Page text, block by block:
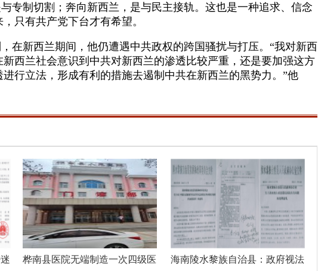
专制切割；奔向新西兰，是与民主接轨。这也是一种追求、信念
只有共产党下台才有希望。
在新西兰期间，他仍遭遇中共政权的跨国骚扰与打压。“我对新西
西兰社会意识到中共对新西兰的渗透比较严重，还是要加强这方
行立法，形成有利的措施去遏制中共在新西兰的黑势力。”他
桦南县医院无端制造一次四级医 海南陵水黎族自治县：政府视法